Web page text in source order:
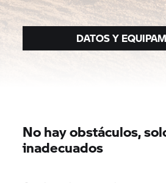
DATOS Y
No hay obstáculos,
inadecuados